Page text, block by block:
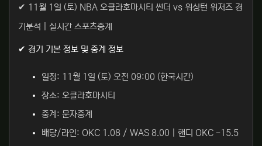
✔ 11월 1일 (토) NBA 오클라호마시티 썬더 vs 워싱턴 위저즈 경
기분석 | 실시간 스포츠중계
✔ 경기 기본 정보 및 중계 정보
일정: 11월 1일 (토) 오전 09:00 (한국시간)
장소: 오클라호마시티
중계: 문자중계
배당/라인: OKC 1.08 / WAS 8.00 | 핸디 OKC -15.5